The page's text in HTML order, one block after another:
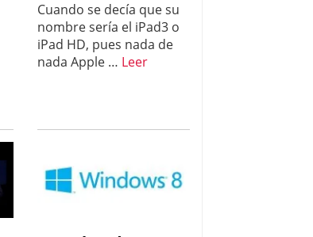
Cuando se decía que su
nombre sería el iPad3 o
iPad HD, pues nada de
nada Apple … Leer